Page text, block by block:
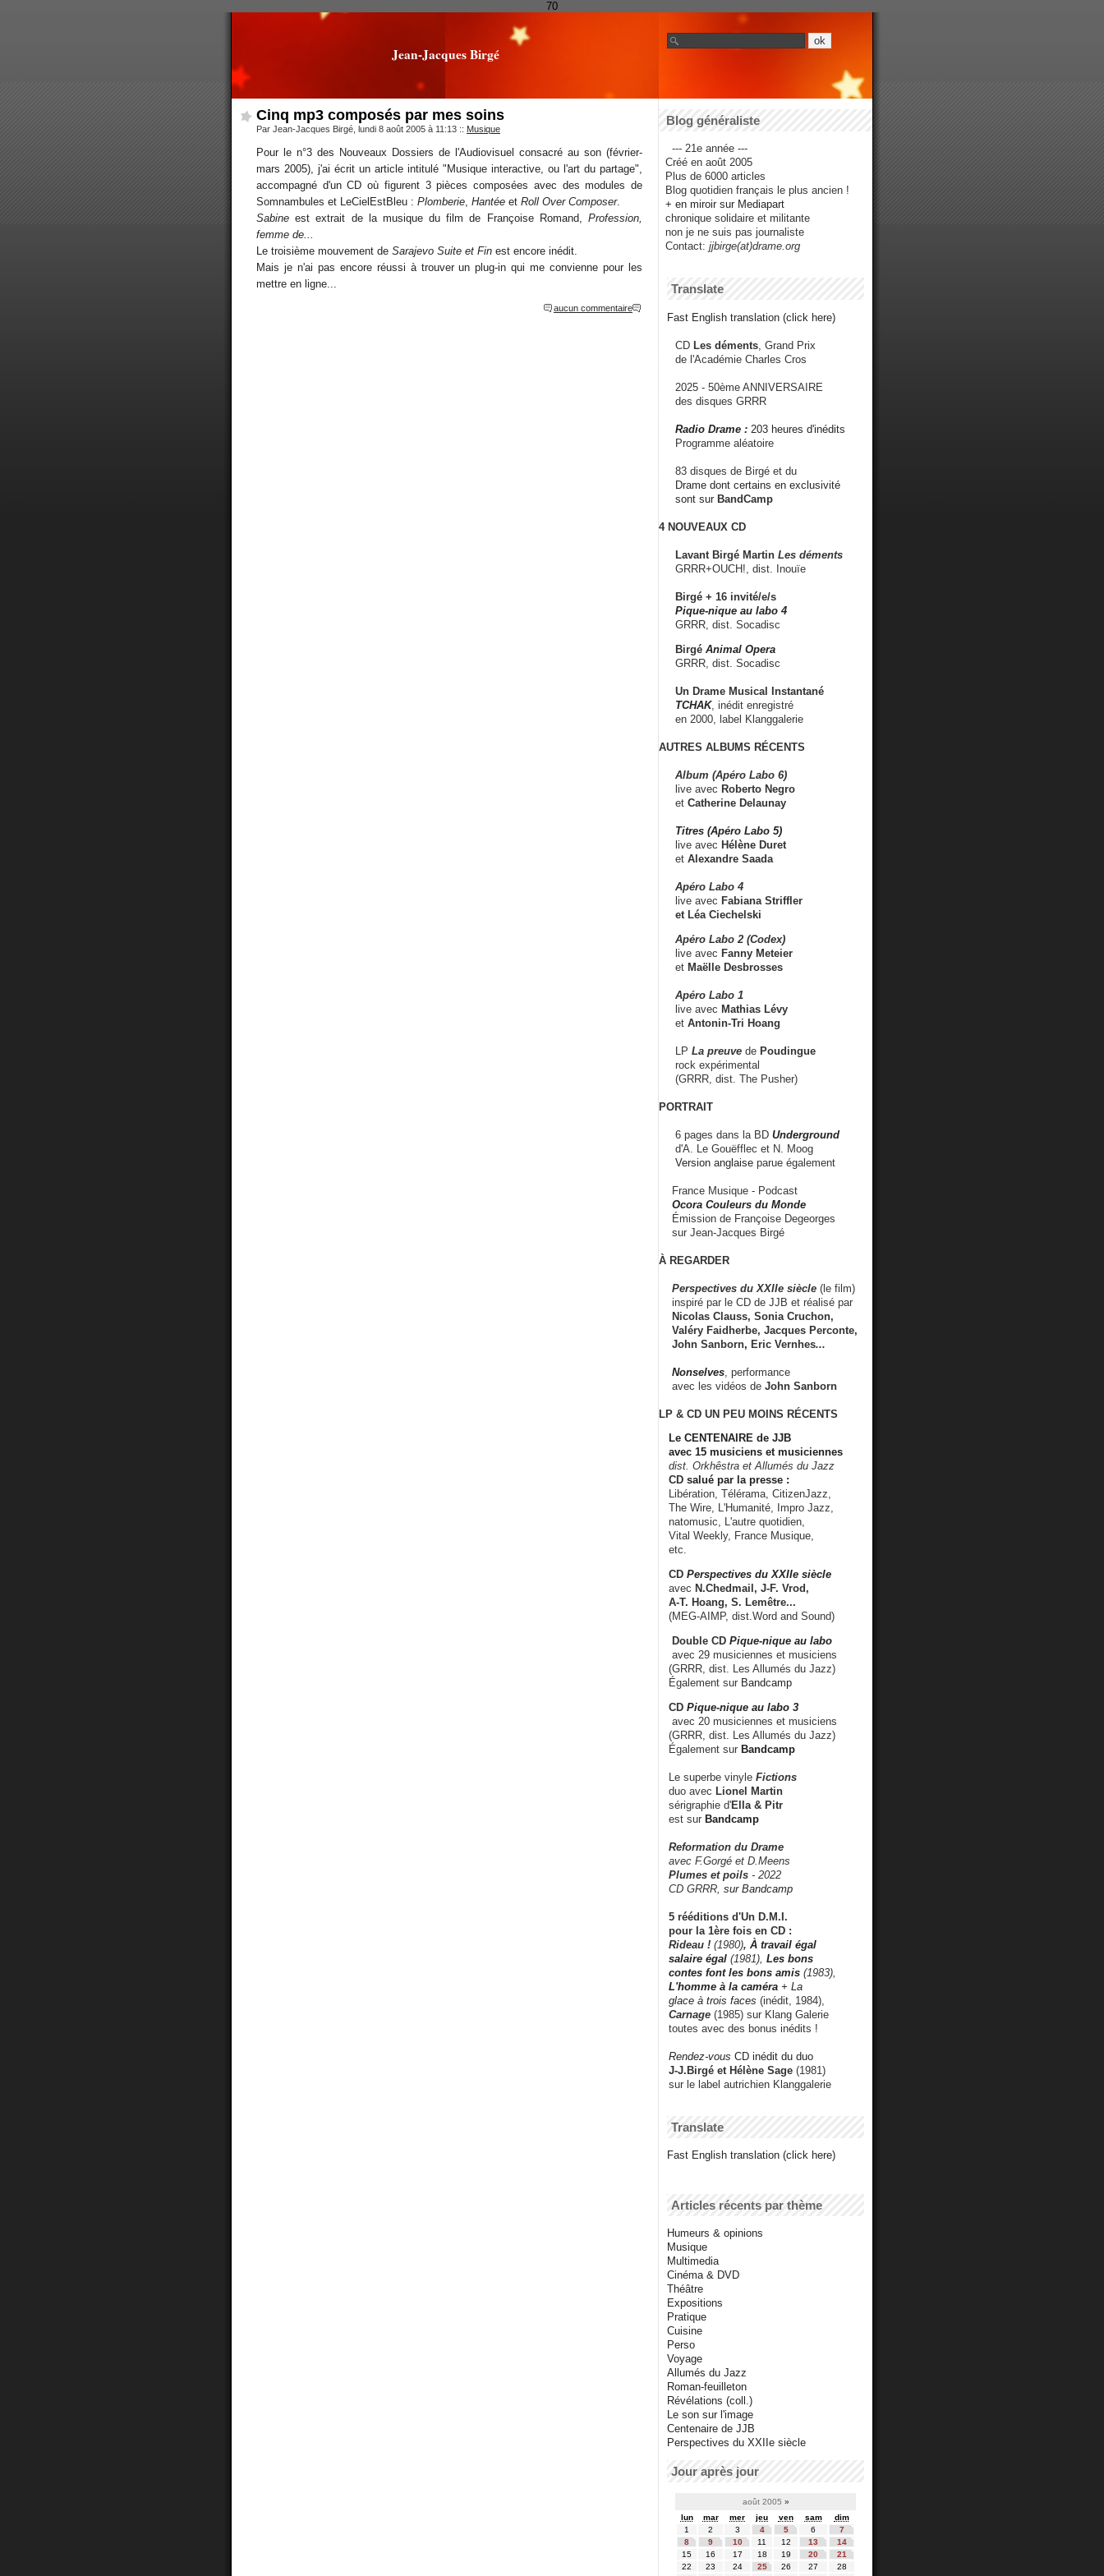
70
Jean-Jacques Birgé
Cinq mp3 composés par mes soins
Par Jean-Jacques Birgé, lundi 8 août 2005 à 11:13 :: Musique
Pour le n°3 des Nouveaux Dossiers de l'Audiovisuel consacré au son (février-
mars 2005), j'ai écrit un article intitulé "Musique interactive, ou l'art du partage",
accompagné d'un CD où figurent 3 pièces composées avec des modules de
Somnambules et LeCielEstBleu : Plomberie Hantée et Roll Over Composer.
Sabine est extrait de la musique du film de Françoise Romand, Profession,
femme de...
Le troisième mouvement de Sarajevo Suite et Fin est encore inédit.
Mais je n'ai pas encore réussi à trouver un plug-in qui me convienne pour les
mettre en ligne...
aucun commentaire
Blog généraliste
--- 21e année ---
Créé en août 2005
Plus de 6000 articles
Blog quotidien français le plus ancien !
+ en miroir sur Mediapart
chronique solidaire et militante
non je ne suis pas journaliste
Contact: jjbirge(at)drame.org
Translate
Fast English translation (click here)
CD Les déments , Grand Prix
de l'Académie Charles Cros
2025 - 50ème ANNIVERSAIRE
des disques GRRR
Radio Drame : 203 heures d'inédits
Programme aléatoire
83 disques de Birgé et du
Drame dont certains en exclusivité
sont sur BandCamp
4 NOUVEAUX CD
Lavant Birgé Martin Les déments
GRRR+OUCH!, dist. Inouïe
Birgé + 16 invité/e/s
Pique-nique au labo 4
GRRR, dist. Socadisc
Birgé Animal Opera
GRRR, dist. Socadisc
Un Drame Musical Instantané
TCHAK, inédit enregistré
en 2000, label Klanggalerie
AUTRES ALBUMS RÉCENTS
Album (Apéro Labo 6)
live avec Roberto Negro
et Catherine Delaunay
Titres (Apéro Labo 5)
live avec Hélène Duret
et Alexandre Saada
Apéro Labo 4
live avec Fabiana Striffler
et Léa Ciechelski
Apéro Labo 2 (Codex)
live avec Fanny Meteier
et Maëlle Desbrosses
Apéro Labo 1
live avec Mathias Lévy
et Antonin-Tri Hoang
LP La preuve de Poudingue
rock expérimental
(GRRR, dist. The Pusher)
PORTRAIT
6 pages dans la BD Underground
d'A. Le Gouëfflec et N. Moog
Version anglaise parue également
France Musique - Podcast
Ocora Couleurs du Monde
Émission de Françoise Degeorges
sur Jean-Jacques Birgé
À REGARDER
Perspectives du XXIIe siècle (le film)
inspiré par le CD de JJB et réalisé par
Nicolas Clauss, Sonia Cruchon,
Valéry Faidherbe, Jacques Perconte,
John Sanborn, Eric Vernhes...
Nonselves , performance
avec les vidéos de John Sanborn
LP & CD UN PEU MOINS RÉCENTS
Le CENTENAIRE de JJB
avec 15 musiciens et musiciennes
dist. Orkhêstra et Allumés du Jazz
CD salué par la presse :
Libération, Télérama, CitizenJazz,
The Wire, L'Humanité, Impro Jazz,
natomusic, L'autre quotidien,
Vital Weekly, France Musique,
etc.
CD Perspectives du XXIIe siècle
avec N.Chedmail, J-F. Vrod,
A-T. Hoang, S. Lemêtre...
(MEG-AIMP, dist.Word and Sound)
Double CD Pique-nique au labo
avec 29 musiciennes et musiciens
(GRRR, dist. Les Allumés du Jazz)
Également sur Bandcamp
CD Pique-nique au labo 3
avec 20 musiciennes et musiciens
(GRRR, dist. Les Allumés du Jazz)
Également sur Bandcamp
Le superbe vinyle Fictions
duo avec Lionel Martin
sérigraphie d'Ella & Pitr
est sur Bandcamp
Reformation du Drame
avec F.Gorgé et D.Meens
Plumes et poils - 2022
CD GRRR, sur Bandcamp
5 rééditions d'Un D.M.I.
pour la 1ère fois en CD :
Rideau ! (1980), À travail égal
salaire égal (1981), Les bons
contes font les bons amis (1983),
L'homme à la caméra + La
glace à trois faces (inédit, 1984),
Carnage (1985) sur Klang Galerie
toutes avec des bonus inédits !
Rendez-vous CD inédit du duo
J-J.Birgé et Hélène Sage (1981)
sur le label autrichien Klanggalerie
Translate
Fast English translation (click here)
Articles récents par thème
Humeurs & opinions
Musique
Multimedia
Cinéma & DVD
Théâtre
Expositions
Pratique
Cuisine
Perso
Voyage
Allumés du Jazz
Roman-feuilleton
Révélations (coll.)
Le son sur l'image
Centenaire de JJB
Perspectives du XXIIe siècle
Jour après jour
août 2005 »
lun
mar mer jeu ven sam
dim
1
2 3 4 5 6
7
8
9 10 11 12 13
14
15
16 17 18 19 20
21
22
23 24 25 26 27
28